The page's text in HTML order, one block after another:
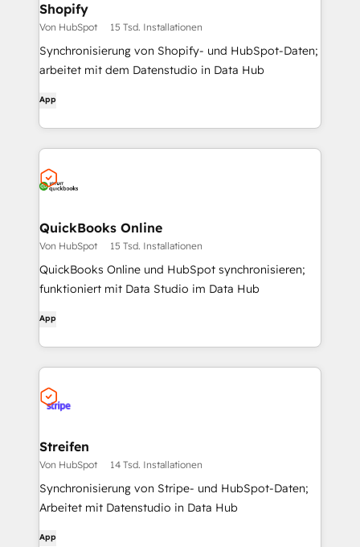
Shopify
Von HubSpot 15 Tsd. Installationen
Synchronisierung von Shopify- und HubSpot-Daten;
arbeitet mit dem Datenstudio in Data Hub
App
QuickBooks Online
Von HubSpot 15 Tsd. Installationen
QuickBooks Online und HubSpot synchronisieren;
funktioniert mit Data Studio im Data Hub
App
Streifen
Von HubSpot 14 Tsd. Installationen
Synchronisierung von Stripe- und HubSpot-Daten;
Arbeitet mit Datenstudio in Data Hub
App